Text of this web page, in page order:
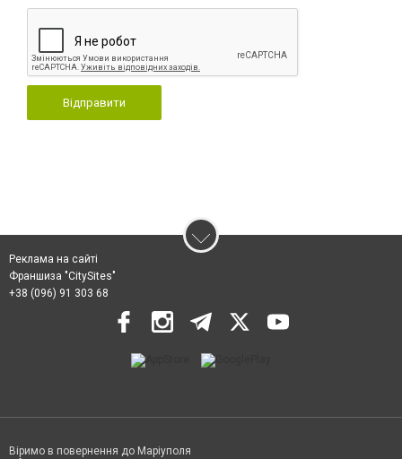
Відправити
Реклама на сайті
Франшиза "CitySites"
+38 (096) 91 303 68
Віримо в повернення до Маріуполя